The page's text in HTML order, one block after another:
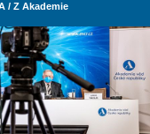
/ Z Akademie